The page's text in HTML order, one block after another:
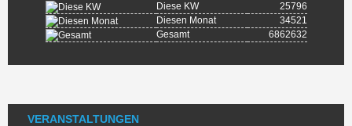
Diese KW
25796
Diesen Monat
34521
Gesamt
6862632
VERANSTALTUNGEN